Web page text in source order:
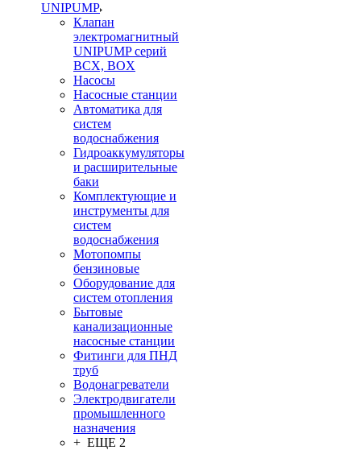
UNIPUMP
Клапан
электромагнитный
UNIPUMP серий
BCX, BOX
Насосы
Насосные станции
Автоматика для
систем
водоснабжения
Гидроаккумуляторы
и расширительные
баки
Комплектующие и
инструменты для
систем
водоснабжения
Мотопомпы
бензиновые
Оборудование для
систем отопления
Бытовые
канализационные
насосные станции
Фитинги для ПНД
труб
Водонагреватели
Электродвигатели
промышленного
назначения
+ ЕЩЕ 2